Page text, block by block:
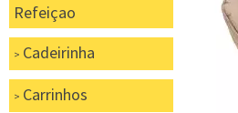
Refeiçao
Cadeirinha
Carrinhos